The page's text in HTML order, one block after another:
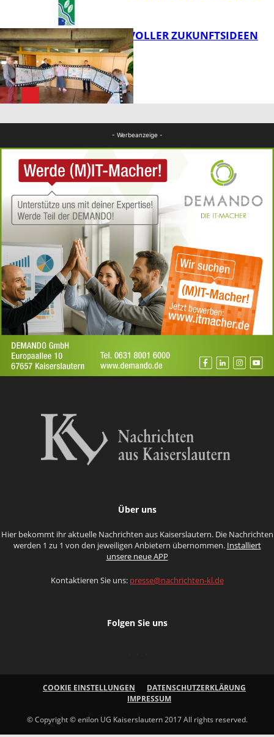
FB Kultur
FILMROLLE VOLLER ZUKUNFTSIDEEN
- Werbeanzeige -
Über uns
Hier bekommt ihr aktuelle Nachrichten aus Kaiserslautern. Die Nachrichten
werden 1 zu 1 von den jeweiligen Anbietern übernommen. Installiert
unsere neue APP
Kontaktieren Sie uns: presse@nachrichten-kl.de
Folgen Sie uns
COOKIE EINSTELLUNGEN
DATENSCHUTZERKLÄRUNG
IMPRESSUM
© Copyright © enilon UG Kaiserslautern 2017 All rights reserved.